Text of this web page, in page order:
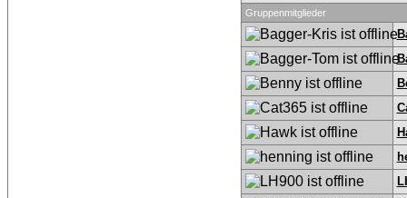
Gruppenmitglieder